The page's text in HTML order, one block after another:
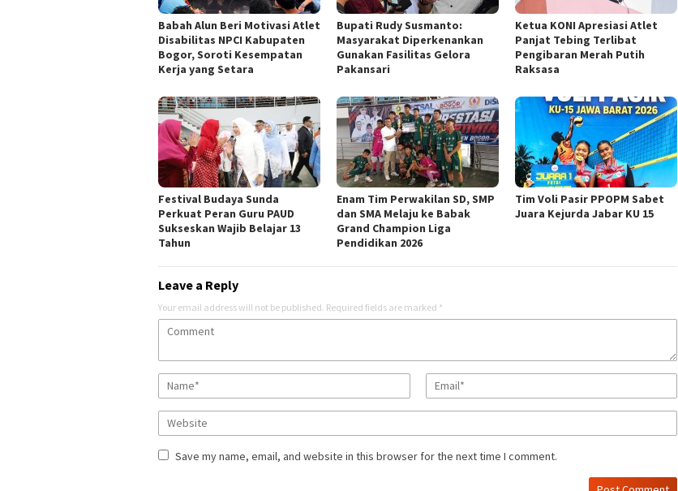
Babah Alun Beri Motivasi Atlet
Disabilitas NPCI Kabupaten
Bogor, Soroti Kesempatan
Kerja yang Setara
Bupati Rudy Susmanto:
Masyarakat Diperkenankan
Gunakan Fasilitas Gelora
Pakansari
Ketua KONI Apresiasi Atlet
Panjat Tebing Terlibat
Pengibaran Merah Putih
Raksasa
Festival Budaya Sunda
Perkuat Peran Guru PAUD
Sukseskan Wajib Belajar 13
Tahun
‎Enam Tim Perwakilan SD, SMP
dan SMA Melaju ke Babak
Grand Champion Liga
Pendidikan 2026
Tim Voli Pasir PPOPM Sabet
Juara Kejurda Jabar KU 15
Leave a Reply
Your email address will not be published. Required fields are marked *
Save my name, email, and website in this browser for the next time I comment.